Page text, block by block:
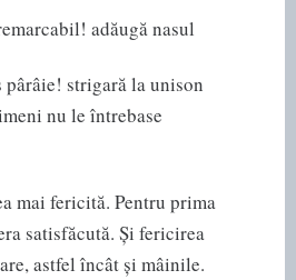
adăugă nasul
pârâie! strigară la unison
nu le întrebase
mai fericită. Pentru prima
satisfăcută. Și fericirea
astfel încât și mâinile.